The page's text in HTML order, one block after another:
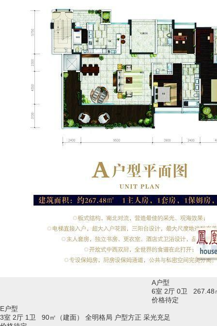
A户型
6室 2厅 0卫 267.48
价格待定
E户型
3室 2厅 1卫 90㎡（建面）
全明格局 户型方正 采光充足